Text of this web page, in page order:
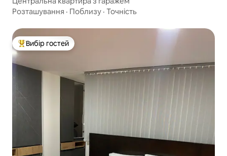
Розташування · Поблизу · Точність
Топ вибір гостей
Вибір гостей